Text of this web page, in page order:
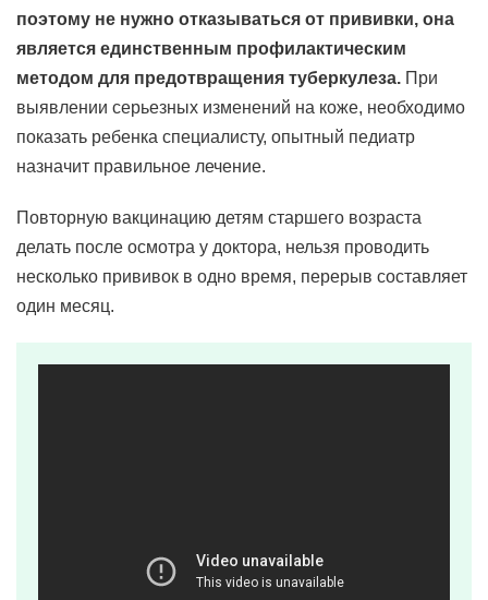
поэтому не нужно отказываться от прививки, она
является единственным профилактическим
методом для предотвращения туберкулеза. При
выявлении серьезных изменений на коже, необходимо
показать ребенка специалисту, опытный педиатр
назначит правильное лечение.
Повторную вакцинацию детям старшего возраста
делать после осмотра у доктора, нельзя проводить
несколько прививок в одно время, перерыв составляет
один месяц.